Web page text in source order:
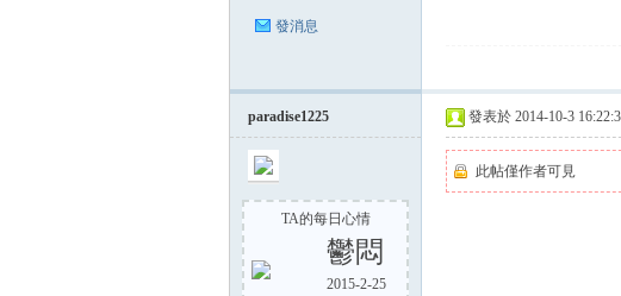
發消息
paradise1225
TA的每日心情
鬱悶
2015-2-25
發表於 2014-10-3
此帖僅作者可見